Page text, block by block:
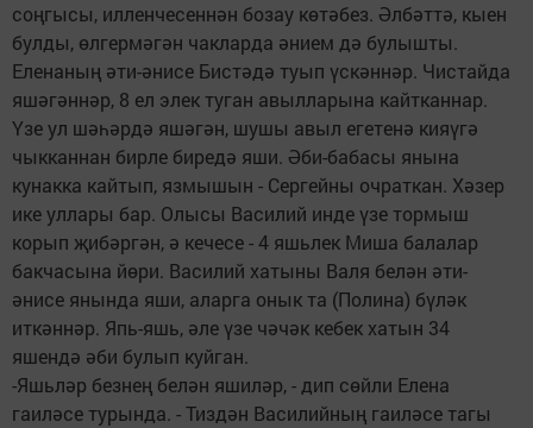
соңгысы, илленчесеннән бозау көтәбез. Әлбәттә, кыен
булды, өлгермәгән чакларда әнием дә булышты.
Еленаның әти-әнисе Бистәдә туып үскәннәр. Чистайда
яшәгәннәр, 8 ел элек туган авылларына кайтканнар.
Үзе ул шәһәрдә яшәгән, шушы авыл егетенә кияүгә
чыкканнан бирле биредә яши. Әби-бабасы янына
кунакка кайтып, язмышын - Сергейны очраткан. Хәзер
ике уллары бар. Олысы Василий инде үзе тормыш
корып җибәргән, ә кечесе - 4 яшьлек Миша балалар
бакчасына йөри. Василий хатыны Валя белән әти-
әнисе янында яши, аларга онык та (Полина) бүләк
иткәннәр. Япь-яшь, әле үзе чәчәк кебек хатын 34
яшендә әби булып куйган.
-Яшьләр безнең белән яшиләр, - дип сөйли Елена
гаиләсе турында. - Тиздән Василийның гаиләсе тагы